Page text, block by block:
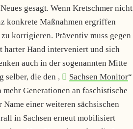
gesagt. Wenn Kretschmer nicht
konkrete Maßnahmen ergriffen
korrigieren. Präventiv muss gegen
harter Hand interveniert und sich
auch in der sogenannten Mitte
die den „
Sachsen Monitor“
Generationen an faschistische
einer weiteren sächsischen
in Sachsen erneut mobilisiert